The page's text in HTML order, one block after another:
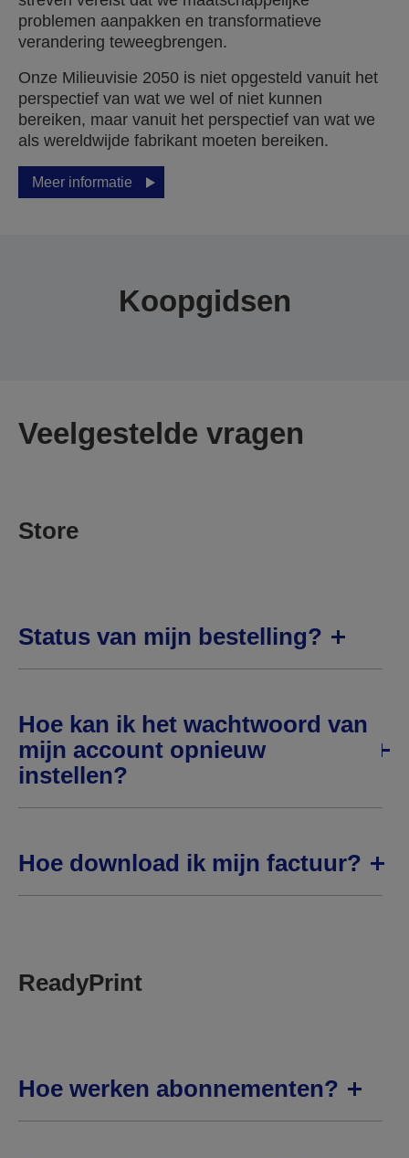
problemen aanpakken en transformatieve
verandering teweegbrengen.
Onze Milieuvisie 2050 is niet opgesteld vanuit het
perspectief van wat we wel of niet kunnen
bereiken, maar vanuit het perspectief van wat we
als wereldwijde fabrikant moeten bereiken.
Meer informatie
Koopgidsen
Veelgestelde vragen
Store
Status van mijn bestelling?
Hoe kan ik het wachtwoord van
mijn account opnieuw
instellen?
Hoe download ik mijn factuur?
ReadyPrint
Hoe werken abonnementen?